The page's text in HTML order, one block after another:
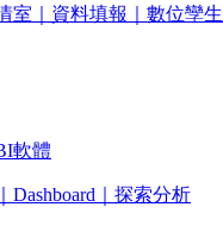
室｜資料填報｜數位孿生
軟體
Dashboard｜探索分析